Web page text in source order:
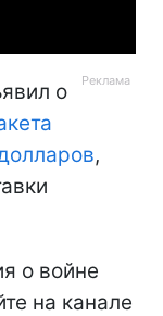
о
,
о войне
на канале